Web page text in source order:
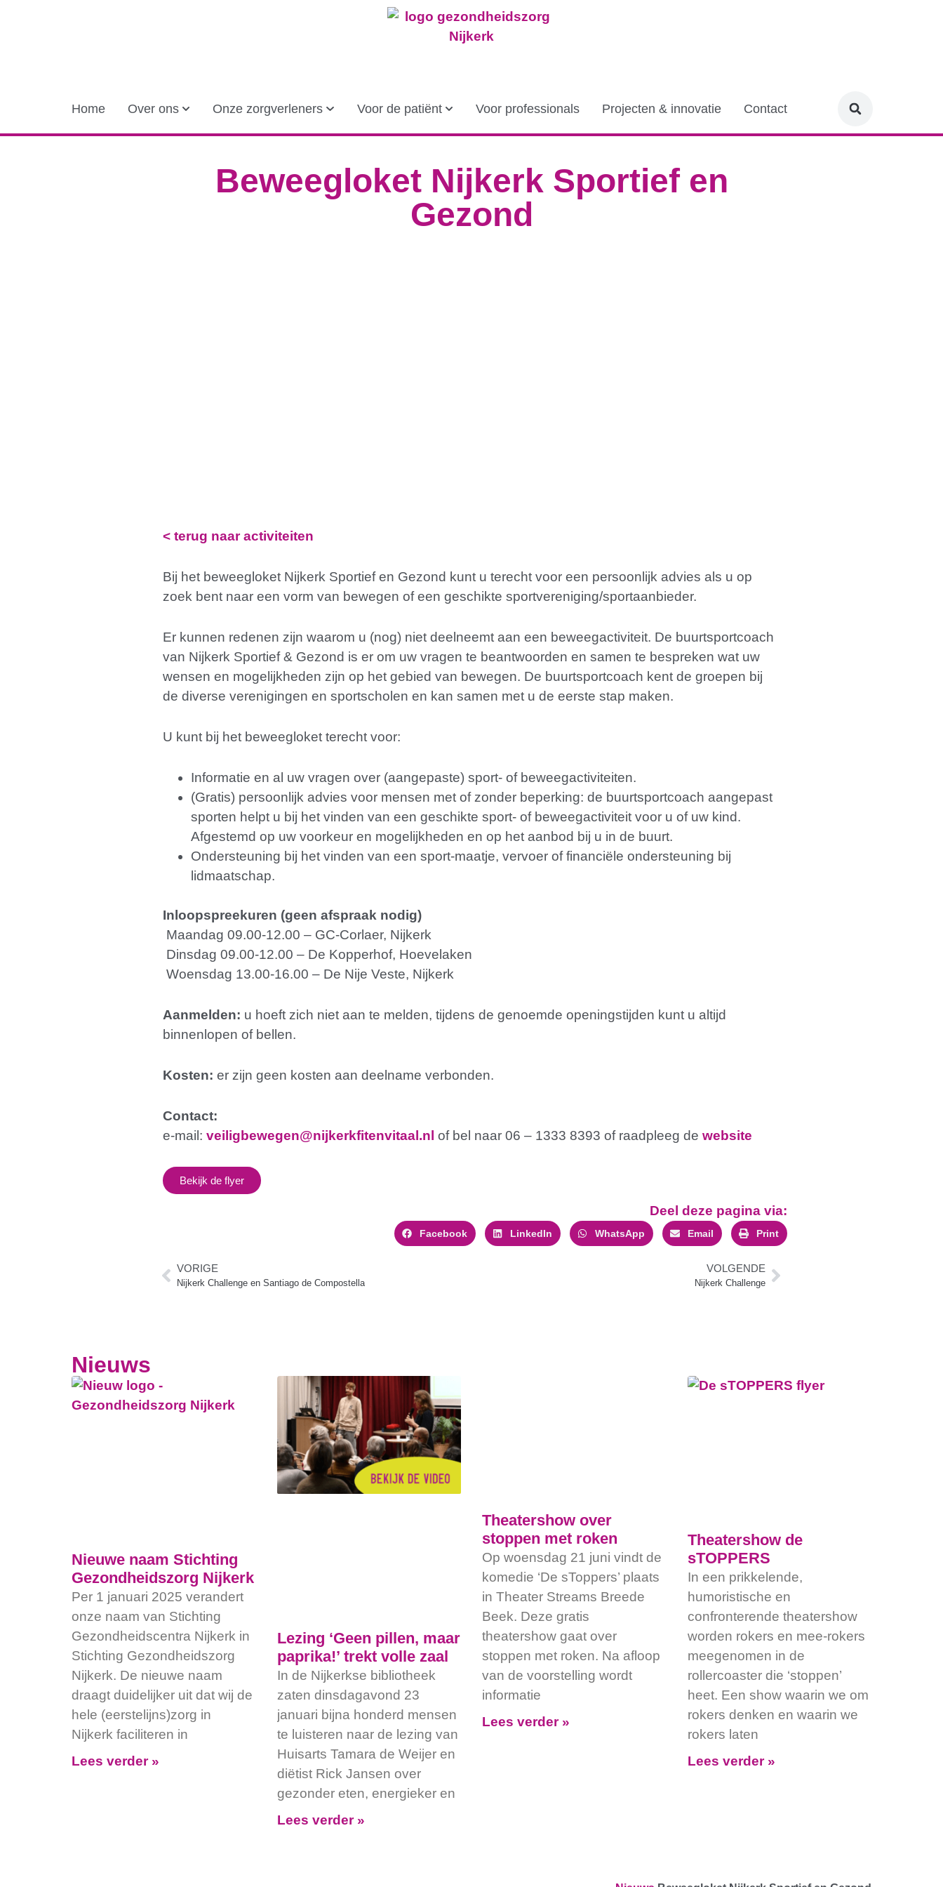
Home Over ons Onze zorgverleners Voor de patiënt Voor professionals Projecten & innovatie Contact
Beweegloket Nijkerk Sportief en
Gezond
< terug naar activiteiten
Bij het beweegloket Nijkerk Sportief en Gezond kunt u terecht voor een persoonlijk advies als u op
zoek bent naar een vorm van bewegen of een geschikte sportvereniging/sportaanbieder.
Er kunnen redenen zijn waarom u (nog) niet deelneemt aan een beweegactiviteit. De buurtsportcoach
van Nijkerk Sportief & Gezond is er om uw vragen te beantwoorden en samen te bespreken wat uw
wensen en mogelijkheden zijn op het gebied van bewegen. De buurtsportcoach kent de groepen bij
de diverse verenigingen en sportscholen en kan samen met u de eerste stap maken.
U kunt bij het beweegloket terecht voor:
Informatie en al uw vragen over (aangepaste) sport- of beweegactiviteiten.
(Gratis) persoonlijk advies voor mensen met of zonder beperking: de buurtsportcoach aangepast
sporten helpt u bij het vinden van een geschikte sport- of beweegactiviteit voor u of uw kind.
Afgestemd op uw voorkeur en mogelijkheden en op het aanbod bij u in de buurt.
Ondersteuning bij het vinden van een sport-maatje, vervoer of financiële ondersteuning bij
lidmaatschap.
Inloopspreekuren (geen afspraak nodig)
Maandag 09.00-12.00 – GC-Corlaer, Nijkerk
Dinsdag 09.00-12.00 – De Kopperhof, Hoevelaken
Woensdag 13.00-16.00 – De Nije Veste, Nijkerk
Aanmelden: u hoeft zich niet aan te melden, tijdens de genoemde openingstijden kunt u altijd
binnenlopen of bellen.
Kosten: er zijn geen kosten aan deelname verbonden.
Contact:
e-mail: veiligbewegen@nijkerkfitenvitaal.nl of bel naar 06 – 1333 8393 of raadpleeg de website
Bekijk de flyer
Deel deze pagina via:
Facebook LinkedIn WhatsApp Email Print
VORIGE
Nijkerk Challenge en Santiago de Compostella
VOLGENDE
Nijkerk Challenge
Nieuws
Nieuwe naam Stichting
Gezondheidszorg Nijkerk
Per 1 januari 2025 verandert
onze naam van Stichting
Gezondheidscentra Nijkerk in
Stichting Gezondheidszorg
Nijkerk. De nieuwe naam
draagt duidelijker uit dat wij de
hele (eerstelijns)zorg in
Nijkerk faciliteren in
Lees verder »
Lezing ‘Geen pillen, maar
paprika!’ trekt volle zaal
In de Nijkerkse bibliotheek
zaten dinsdagavond 23
januari bijna honderd mensen
te luisteren naar de lezing van
Huisarts Tamara de Weijer en
diëtist Rick Jansen over
gezonder eten, energieker en
Lees verder »
Theatershow over
stoppen met roken
Op woensdag 21 juni vindt de
komedie ‘De sToppers’ plaats
in Theater Streams Breede
Beek. Deze gratis
theatershow gaat over
stoppen met roken. Na afloop
van de voorstelling wordt
informatie
Lees verder »
Theatershow de
sTOPPERS
In een prikkelende,
humoristische en
confronterende theatershow
worden rokers en mee-rokers
meegenomen in de
rollercoaster die ‘stoppen’
heet. Een show waarin we om
rokers denken en waarin we
rokers laten
Lees verder »